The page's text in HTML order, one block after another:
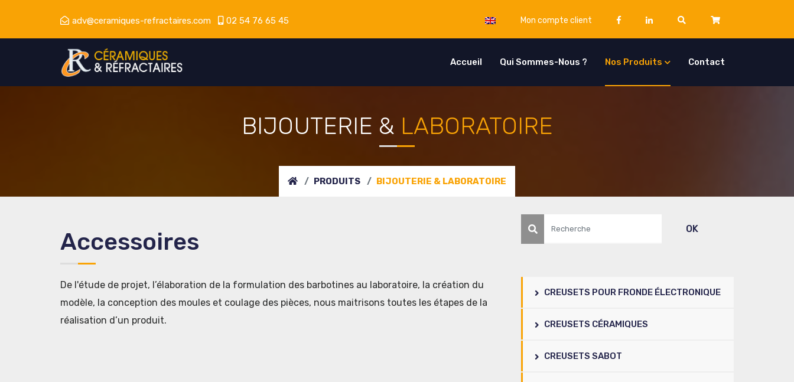
adv@ceramiques-refractaires.com 02 54 76 65 45 Mon compte client
Accueil Qui Sommes-Nous ? Nos Produits Contact
BIJOUTERIE & LABORATOIRE
PRODUITS BIJOUTERIE & LABORATOIRE
Accessoires
De l'étude de projet, l’élaboration de la formulation des barbotines au laboratoire, la création du
modèle, la conception des moules et coulage des pièces, nous maitrisons toutes les étapes de la
réalisation d’un produit.
OK
CREUSETS POUR FRONDE ÉLECTRONIQUE
CREUSETS CÉRAMIQUES
CREUSETS SABOT